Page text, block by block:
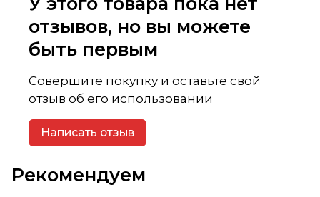
отзывов, но вы можете
быть первым
Совершите покупку и оставьте свой
отзыв об его использовании
Написать отзыв
Рекомендуем